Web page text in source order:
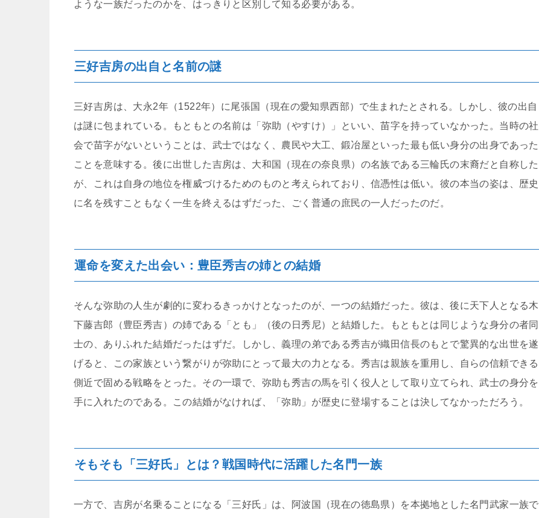
ような一族だったのかを、はっきりと区別して知る必要がある。
三好吉房の出自と名前の謎
三好吉房は、大永2年（1522年）に尾張国（現在の愛知県西部）で生まれたとされる。しかし、彼の出自
は謎に包まれている。もともとの名前は「弥助（やすけ）」といい、苗字を持っていなかった。当時の社
会で苗字がないということは、武士ではなく、農民や大工、鍛冶屋といった最も低い身分の出身であった
ことを意味する。後に出世した吉房は、大和国（現在の奈良県）の名族である三輪氏の末裔だと自称した
が、これは自身の地位を権威づけるためのものと考えられており、信憑性は低い。彼の本当の姿は、歴史
に名を残すこともなく一生を終えるはずだった、ごく普通の庶民の一人だったのだ。
運命を変えた出会い：豊臣秀吉の姉との結婚
そんな弥助の人生が劇的に変わるきっかけとなったのが、一つの結婚だった。彼は、後に天下人となる木
下藤吉郎（豊臣秀吉）の姉である「とも」（後の日秀尼）と結婚した。もともとは同じような身分の者同
士の、ありふれた結婚だったはずだ。しかし、義理の弟である秀吉が織田信長のもとで驚異的な出世を遂
げると、この家族という繋がりが弥助にとって最大の力となる。秀吉は親族を重用し、自らの信頼できる
側近で固める戦略をとった。その一環で、弥助も秀吉の馬を引く役人として取り立てられ、武士の身分を
手に入れたのである。この結婚がなければ、「弥助」が歴史に登場することは決してなかっただろう。
そもそも「三好氏」とは？戦国時代に活躍した名門一族
一方で、吉房が名乗ることになる「三好氏」は、阿波国（現在の徳島県）を本拠地とした名門武家一族で